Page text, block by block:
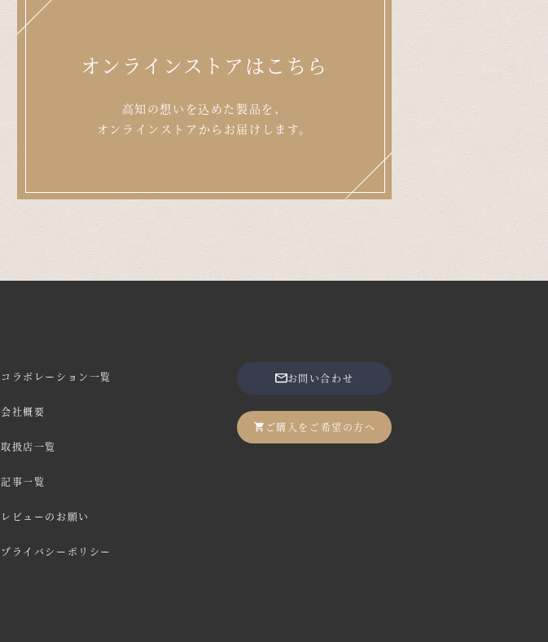
オンラインストアはこちら
高知の想いを込めた製品を、
オンラインストアからお届けします。
コラボレーション一覧
会社概要
取扱店一覧
記事一覧
レビューのお願い
プライバシーポリシー
お問い合わせ
ご購入をご希望の方へ